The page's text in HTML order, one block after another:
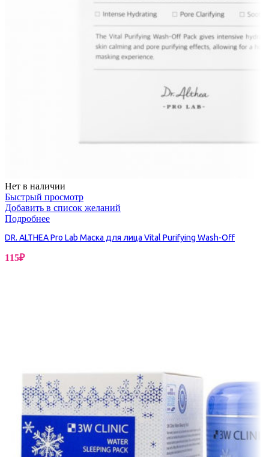
Нет в наличии
Быстрый просмотр
Добавить в список желаний
Подробнее
DR. ALTHEA Pro Lab Маска для лица Vital Purifying Wash-Off
115₽